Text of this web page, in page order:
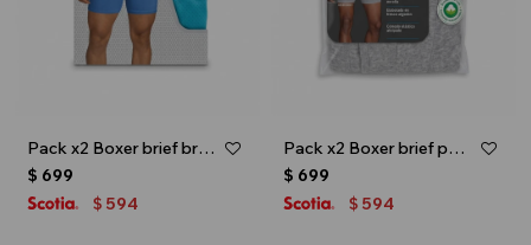
Pack x2 Boxer brief breathable 2.0 - caballero - Multicolor
$ 699
$ 594
Pack x2 Boxer brief para caballero - Azul marino
$ 699
$ 594